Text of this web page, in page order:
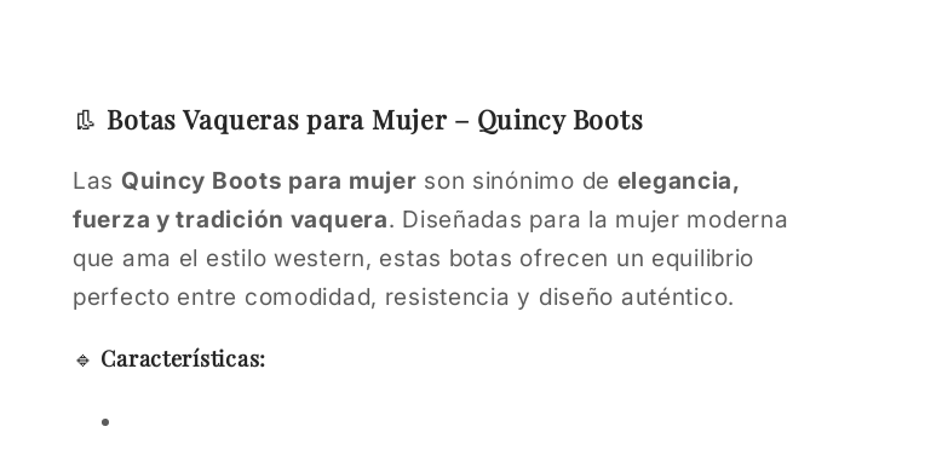
👢 Botas Vaqueras para Mujer – Quincy Boots
Las Quincy Boots para mujer son sinónimo de elegancia,
fuerza y tradición vaquera. Diseñadas para la mujer moderna
que ama el estilo western, estas botas ofrecen un equilibrio
perfecto entre comodidad, resistencia y diseño auténtico.
🔹 Características: